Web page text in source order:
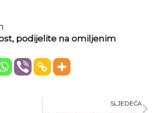
podijelite na omiljenim
SLJEDEĆA